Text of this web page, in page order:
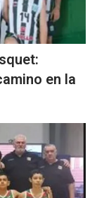
en la